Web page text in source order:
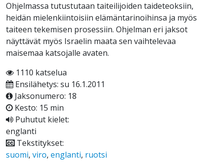
Ohjelmassa tutustutaan taiteilijoiden taideteoksiin,
heidän mielenkiintoisiin elämäntarinoihinsa ja myös
taiteen tekemisen prosessiin. Ohjelman eri jaksot
näyttävät myös Israelin maata sen vaihtelevaa
maisemaa katsojalle avaten.
1110 katselua
Ensilähetys: su 16.1.2011
Jaksonumero: 18
Kesto: 15 min
Puhutut kielet:
englanti
Tekstitykset:
suomi, viro, englanti, ruotsi